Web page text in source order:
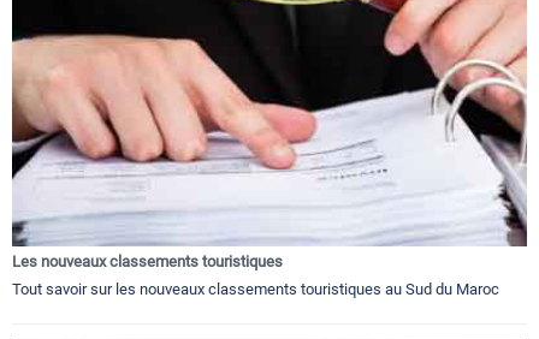
Les nouveaux classements touristiques
Tout savoir sur les nouveaux classements touristiques au Sud du Maroc